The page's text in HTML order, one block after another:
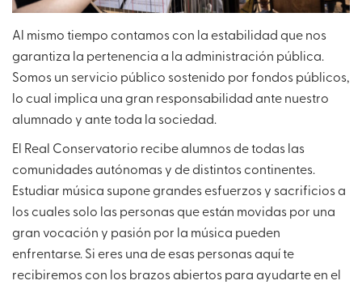
Al mismo tiempo contamos con la estabilidad que nos
garantiza la pertenencia a la administración pública.
Somos un servicio público sostenido por fondos públicos,
lo cual implica una gran responsabilidad ante nuestro
alumnado y ante toda la sociedad.
El Real Conservatorio recibe alumnos de todas las
comunidades autónomas y de distintos continentes.
Estudiar música supone grandes esfuerzos y sacrificios a
los cuales solo las personas que están movidas por una
gran vocación y pasión por la música pueden
enfrentarse. Si eres una de esas personas aquí te
recibiremos con los brazos abiertos para ayudarte en el